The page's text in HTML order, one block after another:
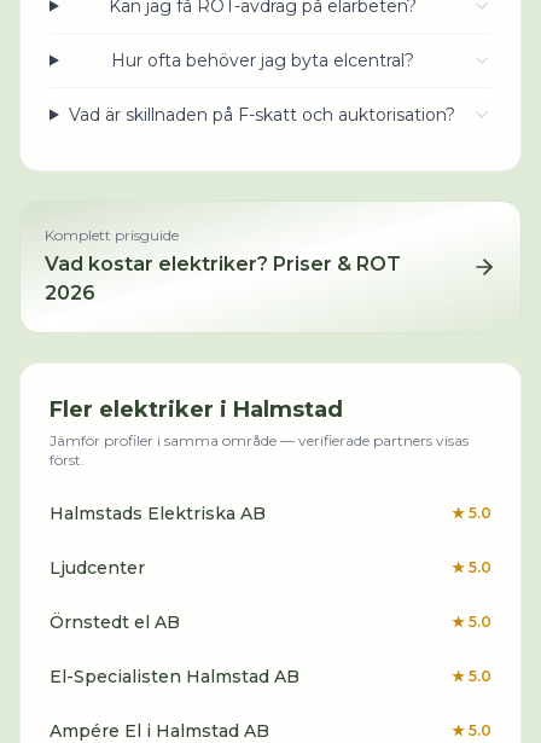
Kan jag få ROT-avdrag på elarbeten?
Hur ofta behöver jag byta elcentral?
Vad är skillnaden på F-skatt och auktorisation?
Komplett prisguide
Vad kostar elektriker? Priser & ROT
2026
Fler elektriker i Halmstad
Jämför profiler i samma område — verifierade partners visas
först.
Halmstads Elektriska AB ★ 5.0
Ljudcenter ★ 5.0
Örnstedt el AB ★ 5.0
El-Specialisten Halmstad AB ★ 5.0
Ampére El i Halmstad AB ★ 5.0